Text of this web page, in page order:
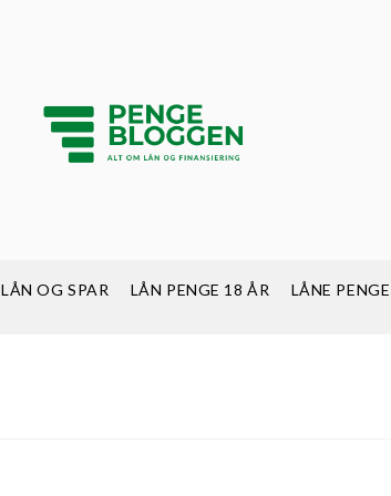
LÅN OG SPAR LÅN PENGE 18 ÅR LÅNE PENGE